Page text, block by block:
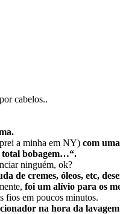
cabelos..
a minha em NY) com
total bobagem…“.
ninguém, ok?
de cremes, óleos, etc,
foi um alívio para os
fios em poucos minutos.
na hora da